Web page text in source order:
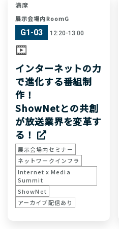
満席
展示会場内RoomG
G1-03 12:20-13:00
インターネットの力
で進化する番組制
作！
ShowNetとの共創
が放送業界を変革す
る！
展示会場内セミナー
ネットワークインフラ
Internet x Media
Summit
ShowNet
アーカイブ配信あり